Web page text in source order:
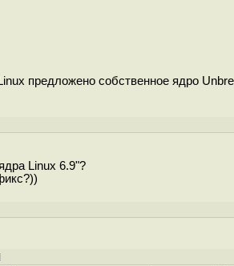
предложено собственное ядро
Linux 6.9"?